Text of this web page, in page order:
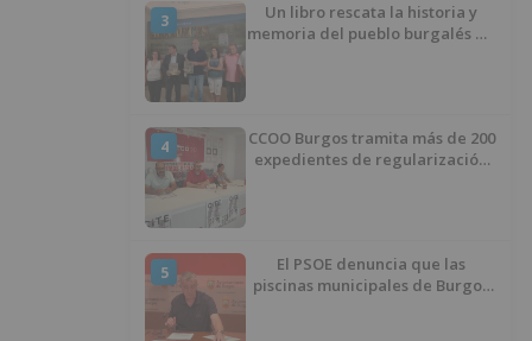
3
Un libro rescata la historia y
memoria del pueblo burgalés de
4
CCOO Burgos tramita más de 200
expedientes de regularización
5
El PSOE denuncia que las
piscinas municipales de Burgos